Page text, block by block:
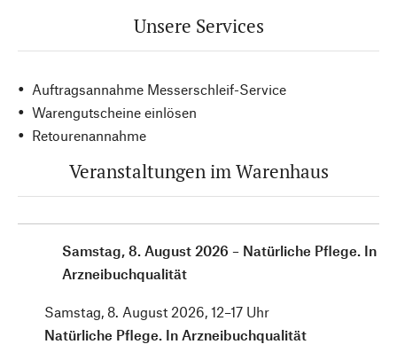
Unsere Services
Auftragsannahme Messerschleif-Service
Warengutscheine einlösen
Retourenannahme
Veranstaltungen im Warenhaus
Samstag, 8. August 2026 – Natürliche Pflege. In
Arzneibuchqualität
Samstag, 8. August 2026, 12–17 Uhr
Natürliche Pflege. In Arzneibuchqualität